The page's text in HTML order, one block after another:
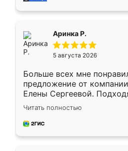
Аринка Р.
5 августа 2026
Больше всех мне
предложение от
Елены Сергеевой.
короткие сроки
для замера сотрудник
предложил по моему
Читать полностью